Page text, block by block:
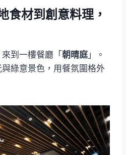
食材到創意料理，
來到一樓餐廳「朝晴庭 」。
綠意景色，用餐氛圍格外